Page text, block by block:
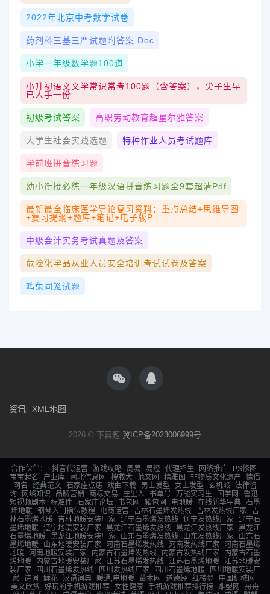
2022年北京中考数学试卷
药剂科三基三严试题附答案.doc
小学一年级数学题100道
小升初语文文学常识常考100题（含答案），尖子生早
已人手一份
初级考试答案 高职劳动教育超星尔雅答案
大学生社会实践选题 特种作业人员考试题库
学前班拼音练习题
幼小衔接必练一年级汉语拼音练习题全9套超清pdf
最新最全临床医学导论复习资料：重点总结+思维导图
+复习提纲+题库+笔记+电子版P
中级会计实务考试真题及答案
危险化学品从业人员安全培训考试试卷及答案
鸡兔同笼试题
资讯 XML地图
2026 © 下真题 冀ICP备2023006999号
合作伙伴： 抖音代运营 游戏攻略 周易 易经 代理招生 网络推广
PS修图
宝宝起名
产业库 河北信息网 搜救犬 范文网 精雕图 非物质文化遗产
情侣
网名
经典范文 石家庄点痣 戏曲下载 男士发型 女士发型 玄机派
法律咨
询
网络知识 品牌营销 商标交易 庄里人 书单号 万能实习生 国学网
鲁迅
短视频剧本 标准件 石家庄论坛 书包网 箱包网 电地暖 在线新华字典 石墨
烯地暖 钢琴入门指法教程 电商运营 吉林石墨烯发热线 吉林发热线厂家
吉
林石墨烯地暖
吉林地暖安装厂家 辽宁石墨烯发热线 辽宁发热线厂家
辽宁石
墨烯地暖 辽宁地暖安装厂家 黑龙江石墨烯发热线 黑龙江发热线厂家
黑龙江
石墨烯地暖 黑龙江地暖安装厂家 山东石墨烯发热线 山东发热线厂家
山东石
墨烯地暖
山东地暖安装厂家 河南石墨烯发热线 河南发热线厂家
河南石墨烯
地暖 河南地暖安装厂家 内蒙古石墨烯发热线 内蒙古发热线厂家
内蒙古石墨
烯地暖
内蒙古地暖安装厂家 江苏石墨烯发热线 江苏石墨烯地暖
江苏地暖安
装厂家
四川石墨烯发热线 四川发热线厂家 四川石墨烯地暖
四川地暖安装厂
家
诗词 鲜花 汉语词典 暖通,电地暖 苗木网 道德经 红楼梦
中国机械网
美文欣赏
好玩的手机游戏推荐 女性健康 手机游戏推荐排行榜 雕塑网
舟舟